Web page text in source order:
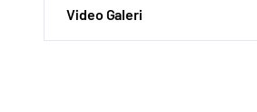
Video Galeri